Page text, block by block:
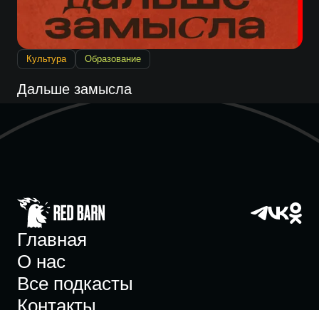
Культура Образование
Дальше замысла
Главная
О нас
Все подкасты
Контакты